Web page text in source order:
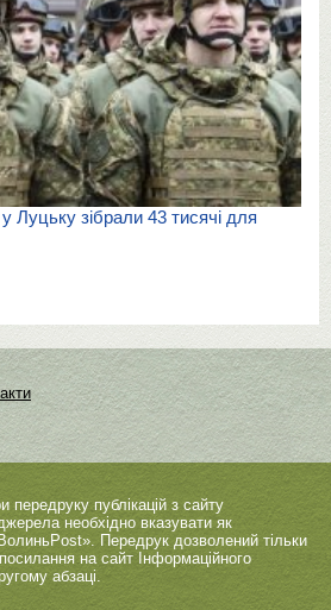
Луцьку зібрали 43 тисячі для
передруку публікацій з сайту
необхідно вказувати як
Передрук дозволений тільки
на сайт Інформаційного
абзаці.